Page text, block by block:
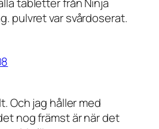
pulvret var svårdoserat.
Och jag håller med
nog främst är när det